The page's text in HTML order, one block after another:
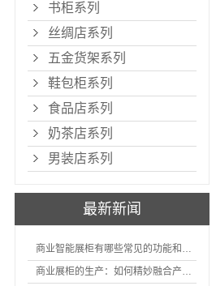
书柜系列
丝绸店系列
五金货架系列
鞋包柜系列
食品店系列
奶茶店系列
男装店系列
最新新闻
商业智能展柜有哪些常见的功能和神奇之处
商业展柜的生产：如何精妙融合产品特性的艺术探索